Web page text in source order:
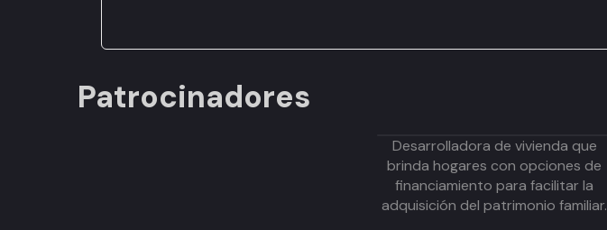
Patrocinadores
Desarrolladora de vivienda que
brinda hogares con opciones de
financiamiento para facilitar la
adquisición del patrimonio familiar.